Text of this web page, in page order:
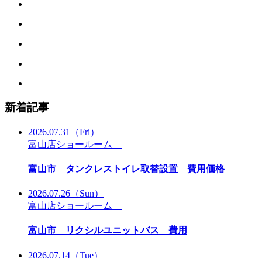
新着記事
2026.07.31
（Fri）
富山店ショールーム
富山市 タンクレストイレ取替設置 費用価格
2026.07.26 （Sun）
富山店ショールーム
富山市 リクシルユニットバス 費用
2026.07.14 （Tue）